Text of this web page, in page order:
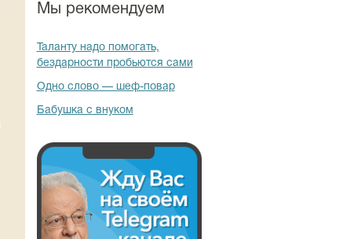
Мы рекомендуем
Таланту надо помогать,
бездарности пробьются сами
Одно слово — шеф-повар
Бабушка с внуком